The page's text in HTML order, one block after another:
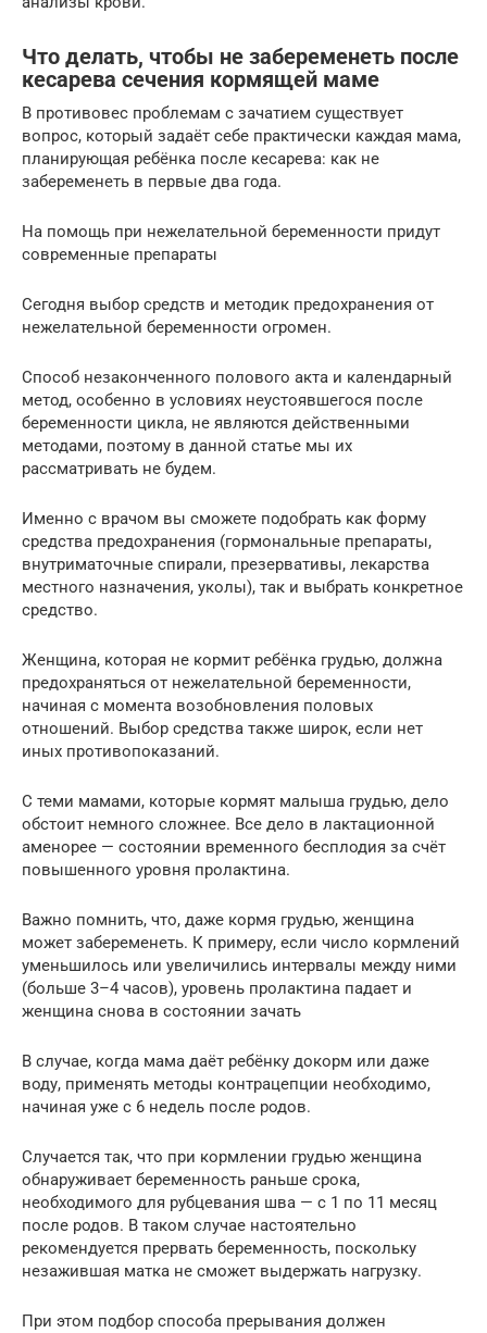
Что делать, чтобы не забеременеть после
кесарева сечения кормящей маме
В противовес проблемам с зачатием существует
вопрос, который задаёт себе практически каждая мама,
планирующая ребёнка после кесарева: как не
забеременеть в первые два года.
На помощь при нежелательной беременности придут
современные препараты
Сегодня выбор средств и методик предохранения от
нежелательной беременности огромен.
Способ незаконченного полового акта и календарный
метод, особенно в условиях неустоявшегося после
беременности цикла, не являются действенными
методами, поэтому в данной статье мы их
рассматривать не будем.
Именно с врачом вы сможете подобрать как форму
средства предохранения (гормональные препараты,
внутриматочные спирали, презервативы, лекарства
местного назначения, уколы), так и выбрать конкретное
средство.
Женщина, которая не кормит ребёнка грудью, должна
предохраняться от нежелательной беременности,
начиная с момента возобновления половых
отношений. Выбор средства также широк, если нет
иных противопоказаний.
С теми мамами, которые кормят малыша грудью, дело
обстоит немного сложнее. Все дело в лактационной
аменорее — состоянии временного бесплодия за счёт
повышенного уровня пролактина.
Важно помнить, что, даже кормя грудью, женщина
может забеременеть. К примеру, если число кормлений
уменьшилось или увеличились интервалы между ними
(больше 3–4 часов), уровень пролактина падает и
женщина снова в состоянии зачать
В случае, когда мама даёт ребёнку докорм или даже
воду, применять методы контрацепции необходимо,
начиная уже с 6 недель после родов.
Случается так, что при кормлении грудью женщина
обнаруживает беременность раньше срока,
необходимого для рубцевания шва — с 1 по 11 месяц
после родов. В таком случае настоятельно
рекомендуется прервать беременность, поскольку
незажившая матка не сможет выдержать нагрузку.
При этом подбор способа прерывания должен